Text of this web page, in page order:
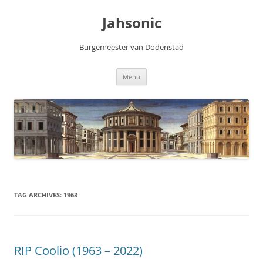
Jahsonic
Burgemeester van Dodenstad
Menu
TAG ARCHIVES: 1963
RIP Coolio (1963 – 2022)